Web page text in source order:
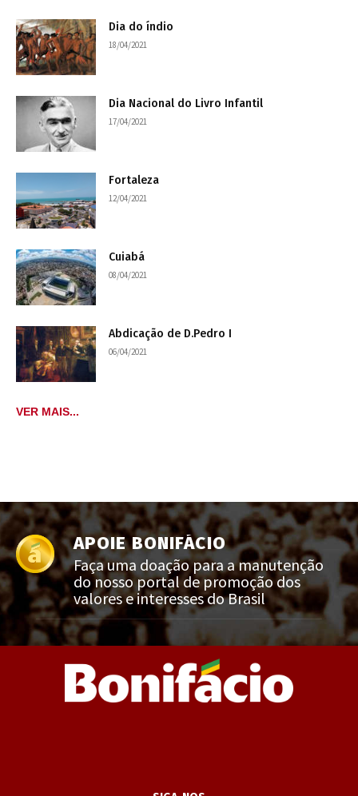
Dia do índio
18/04/2021
Dia Nacional do Livro Infantil
17/04/2021
Fortaleza
12/04/2021
Cuiabá
08/04/2021
Abdicação de D.Pedro I
06/04/2021
VER MAIS...
APOIE BONIFÁCIO
Faça uma doação para a manutenção
do nosso portal de promoção dos
valores e interesses do Brasil